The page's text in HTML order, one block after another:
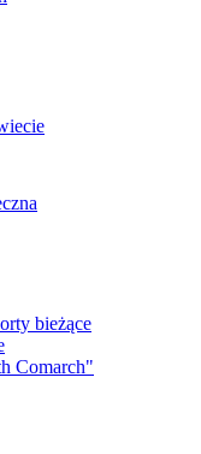
bieżące
Comarch"